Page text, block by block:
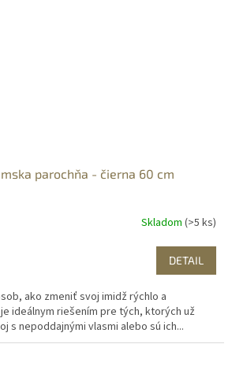
parochňa - čierna 60 cm
Skladom (>5 ks)
DETAIL
ako zmeniť svoj imidž rýchlo a
ideálnym riešením pre tých, ktorých už
s nepoddajnými vlasmi alebo sú ich...